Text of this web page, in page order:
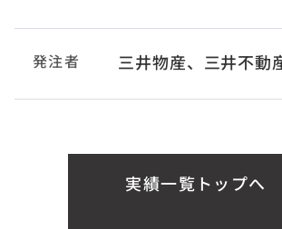
発注者 三井物産、三井不動
実績一覧トップへ